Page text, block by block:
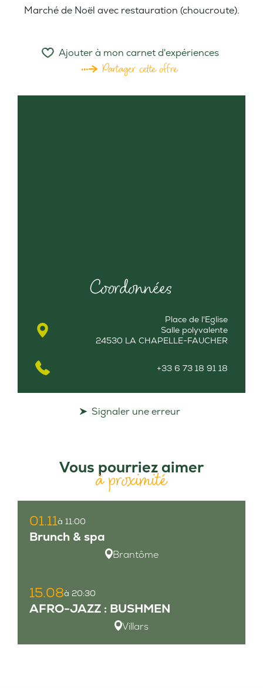
Marché de Noël avec restauration (choucroute).
Ajouter à mon carnet d'expériences
Partager cette offre
Coordonnées
Place de l'Eglise
Salle polyvalente
24530 LA CHAPELLE-FAUCHER
+33 6 73 18 91 18
Signaler une erreur
Vous pourriez aimer
à proximité
01.11à 11:00
Brunch & spa
Brantôme
15.08à 20:30
AFRO-JAZZ : BUSHMEN
Villars